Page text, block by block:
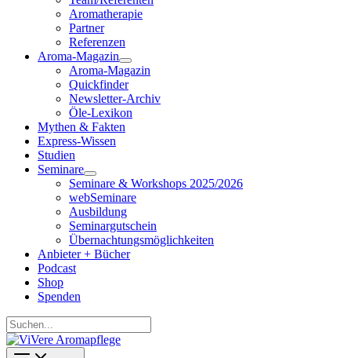
Aromatherapie
Partner
Referenzen
Aroma-Magazin
Aroma-Magazin
Quickfinder
Newsletter-Archiv
Öle-Lexikon
Mythen & Fakten
Express-Wissen
Studien
Seminare
Seminare & Workshops 2025/2026
webSeminare
Ausbildung
Seminargutschein
Übernachtungsmöglichkeiten
Anbieter + Bücher
Podcast
Shop
Spenden
Suchen...